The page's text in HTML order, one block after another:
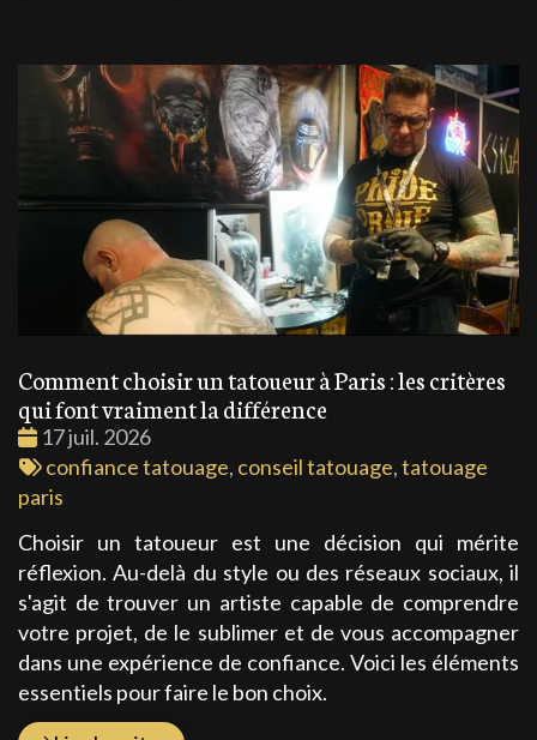
Comment choisir un tatoueur à Paris : les critères
qui font vraiment la différence
Date
:
17 juil. 2026
Tags
:
confiance tatouage, conseil tatouage,tatouage
paris
Choisir un tatoueur est une décision qui mérite
réflexion. Au-delà du style ou des réseaux sociaux, il
s'agit de trouver un artiste capable de comprendre
votre projet, de le sublimer et de vous accompagner
dans une expérience de confiance. Voici les éléments
essentiels pour faire le bon choix.